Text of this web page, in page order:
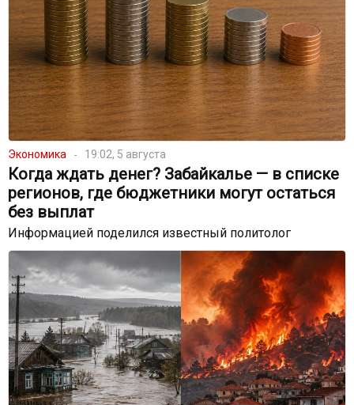
Экономика 19:02, 5 августа
Когда ждать денег? Забайкалье — в списке
регионов, где бюджетники могут остаться
без выплат
Информацией поделился известный политолог